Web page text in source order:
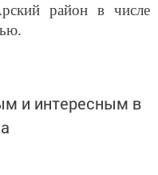
район в числе
и интересным в